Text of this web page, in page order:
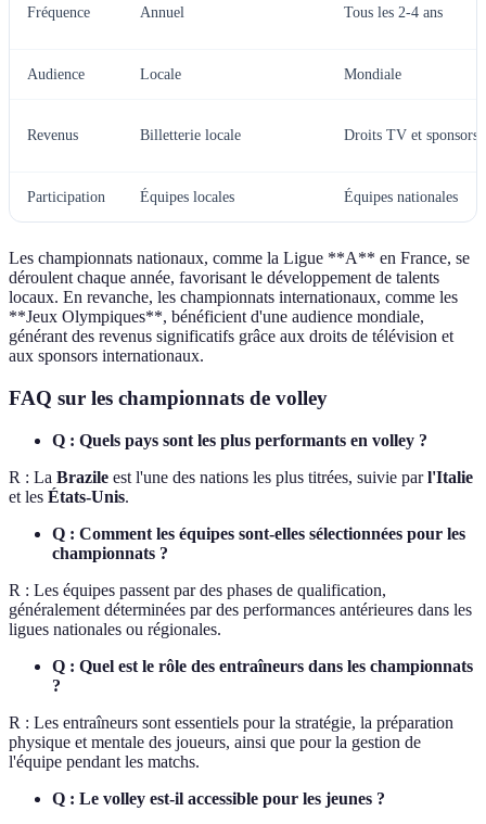
Fréquence Annuel Tous les 2-4 ans
Audience Locale Mondiale
Revenus Billetterie locale Droits TV et sponsors
Participation Équipes locales Équipes nationales
Les championnats nationaux, comme la Ligue **A** en France, se
déroulent chaque année, favorisant le développement de talents
locaux. En revanche, les championnats internationaux, comme les
**Jeux Olympiques**, bénéficient d'une audience mondiale,
générant des revenus significatifs grâce aux droits de télévision et
aux sponsors internationaux.
FAQ sur les championnats de volley
Q : Quels pays sont les plus performants en volley ?
R : La Brazile est l'une des nations les plus titrées, suivie parl'Italie
et les États-Unis.
Q : Comment les équipes sont-elles sélectionnées pour les
championnats ?
R : Les équipes passent par des phases de qualification,
généralement déterminées par des performances antérieures dans les
ligues nationales ou régionales.
Q : Quel est le rôle des entraîneurs dans les championnats
?
R : Les entraîneurs sont essentiels pour la stratégie, la préparation
physique et mentale des joueurs, ainsi que pour la gestion de
l'équipe pendant les matchs.
Q : Le volley est-il accessible pour les jeunes ?